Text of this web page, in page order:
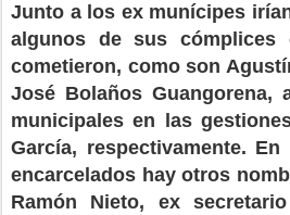
Junto a los ex munícipes
algunos de sus
cometieron, como son
José Bolaños Guangorena,
municipales en las
García, respectivamente.
encarcelados hay otros
Ramón Nieto, ex